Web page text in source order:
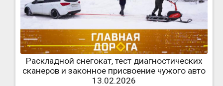
Раскладной снегокат, тест диагностических
сканеров и законное присвоение чужого авто
13.02.2026